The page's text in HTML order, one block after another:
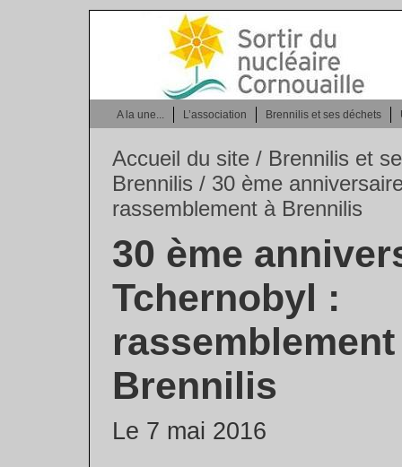
A la une... L’association Brennilis et ses déchets
Accueil du site / Brennilis et
Brennilis / 30 ème
rassemblement à Brennilis
30 ème
Tchernobyl :
rassemblement
Brennilis
Le 7 mai 2016